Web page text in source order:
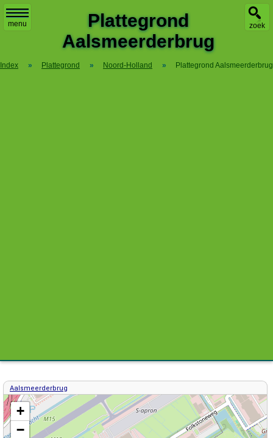
menu zoek
Plattegrond
Aalsmeerderbrug
Index » Plattegrond » Noord-Holland » Plattegrond Aalsmeerderbrug
Aalsmeerderbrug
Kaart / Plattegrond Aalsmeerderbrug centrum
+
−